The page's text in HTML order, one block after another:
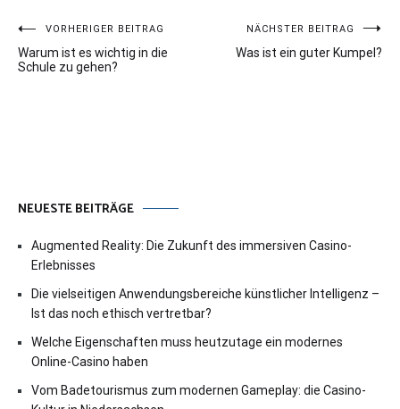
Beitragsnavigation
VORHERIGER BEITRAG
Warum ist es wichtig in die
Schule zu gehen?
NÄCHSTER BEITRAG
Was ist ein guter Kumpel?
NEUESTE BEITRÄGE
Augmented Reality: Die Zukunft des immersiven Casino-
Erlebnisses
Die vielseitigen Anwendungsbereiche künstlicher Intelligenz –
Ist das noch ethisch vertretbar?
Welche Eigenschaften muss heutzutage ein modernes
Online-Casino haben
Vom Badetourismus zum modernen Gameplay: die Casino-